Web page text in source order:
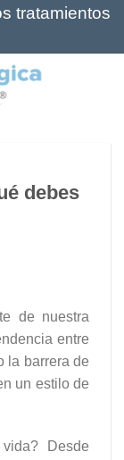
tratamientos
debes
de nuestra
entre
la barrera de
un estilo de
Desde